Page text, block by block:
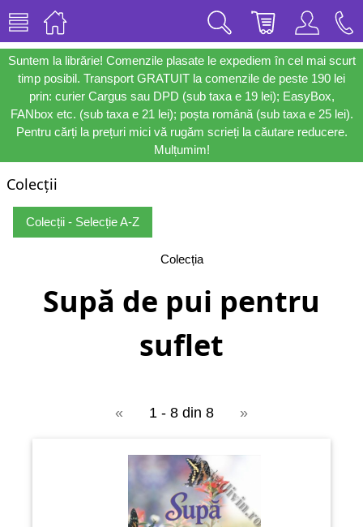
Suntem la librărie! Comenzile plasate le expediem în cel mai scurt
timp posibil. Transport GRATUIT la comenzile de peste 190 lei
prin: curier Cargus sau DPD (sub taxa e 19 lei); EasyBox,
FANbox etc. (sub taxa e 21 lei); poșta română (sub taxa e 25 lei).
Pentru cărți la prețuri mici vă rugăm scrieți la căutare reducere.
Mulțumim!
Colecții
Colecții - Selecție A-Z
Colecția
Supă de pui pentru
suflet
« 1 - 8 din 8 »